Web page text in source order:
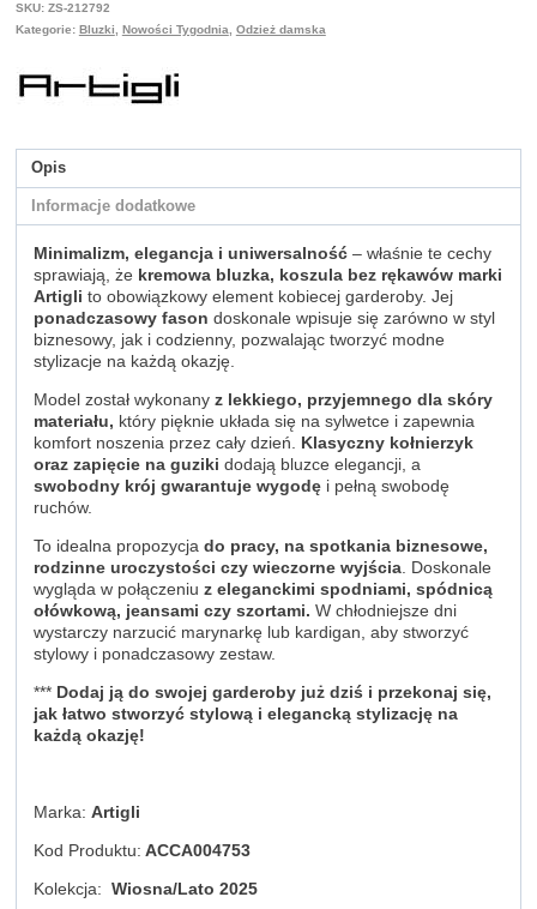
SKU: ZS-212792
Kategorie: Bluzki Nowości Tygodnia Odzież damska
Opis
Informacje dodatkowe
Minimalizm, elegancja i uniwersalność– właśnie te cechy
sprawiają, że kremowa bluzka, koszula bez rękawów marki
Artigli to obowiązkowy element kobiecej garderoby. Jej
ponadczasowy fason doskonale wpisuje się zarówno w styl
biznesowy, jak i codzienny, pozwalając tworzyć modne
stylizacje na każdą okazję.
Model został wykonanyz lekkiego, przyjemnego dla skóry
materiału, który pięknie układa się na sylwetce i zapewnia
komfort noszenia przez cały dzień. Klasyczny kołnierzyk
oraz zapięcie na guziki dodają bluzce elegancji, a
swobodny krój gwarantuje wygodęi pełną swobodę
ruchów.
To idealna propozycja do pracy, na spotkania biznesowe,
rodzinne uroczystości czy wieczorne wyjścia. Doskonale
wygląda w połączeniu z eleganckimi spodniami, spódnicą
ołówkową, jeansami czy szortami. W chłodniejsze dni
wystarczy narzucić marynarkę lub kardigan, aby stworzyć
stylowy i ponadczasowy zestaw.
*** Dodaj ją do swojej garderoby już dziś i przekonaj się,
jak łatwo stworzyć stylową i elegancką stylizację na
każdą okazję!
Marka: Artigli
Kod Produktu: ACCA004753
Kolekcja: Wiosna/Lato 2025